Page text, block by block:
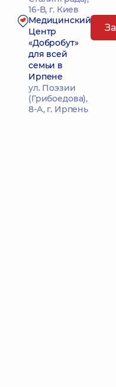
16-В, г. Киев
Медицинский
Центр
«Добробут»
для всей
семьи в
Ирпене
ул. Поэзии
(Грибоедова),
8-А, г. Ирпень